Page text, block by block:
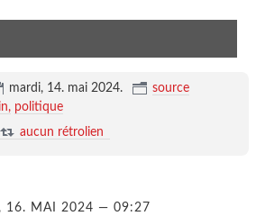
mardi, 14. mai 2024.
source
politique
aucun rétrolien
16. MAI 2024 — 09:27